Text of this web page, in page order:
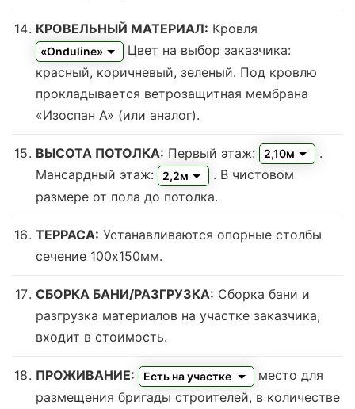
КРОВЕЛЬНЫЙ МАТЕРИАЛ: Кровля
«Onduline»
Цвет на выбор заказчика:
красный, коричневый, зеленый. Под кровлю
прокладывается ветрозащитная мембрана
«Изоспан А» (или аналог).
ВЫСОТА ПОТОЛКА: Первый этаж: 2,10м
.
Мансардный этаж:
2,2м
. В чистовом
размере от пола до потолка.
ТЕРРАСА: Устанавливаются опорные столбы
сечение 100х150мм.
СБОРКА БАНИ/РАЗГРУЗКА: Сборка бани и
разгрузка материалов на участке заказчика,
входит в стоимость.
ПРОЖИВАНИЕ: Есть на участке
место для
размещения бригады строителей, в количестве